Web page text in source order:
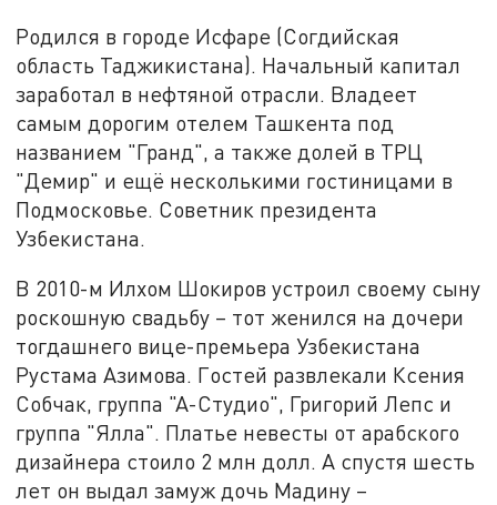
Родился в городе Исфаре (Согдийская
область Таджикистана). Начальный капитал
заработал в нефтяной отрасли. Владеет
самым дорогим отелем Ташкента под
названием "Гранд", а также долей в ТРЦ
"Демир" и ещё несколькими гостиницами в
Подмосковье. Советник президента
Узбекистана.
В 2010-м Илхом Шокиров устроил своему сыну
роскошную свадьбу – тот женился на дочери
тогдашнего вице-премьера Узбекистана
Рустама Азимова. Гостей развлекали Ксения
Собчак, группа "А-Студио", Григорий Лепс и
группа "Ялла". Платье невесты от арабского
дизайнера стоило 2 млн долл. А спустя шесть
лет он выдал замуж дочь Мадину –